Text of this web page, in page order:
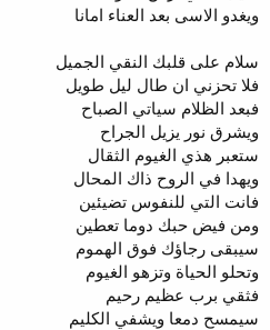
ويغدو الاسى بعد العناء امانا
سلام على قلبك النقي الجميل
فلا تحزني ان طال ليل طويل
فبعد الظلام سياتي الصباح
ويشرق نور يزيل الجراح
ستعبر هذي الغيوم الثقال
ويهدا في الروح ذاك المحال
فانت التي للنفوس تضيئين
ومن فيض حبك دوما تعطين
سيبقى رجاؤك فوق الهموم
وتحلو الحياة وتزهو الغيوم
فثقي برب عظيم رحيم
سيمسح دمعا ويشفي الكليم